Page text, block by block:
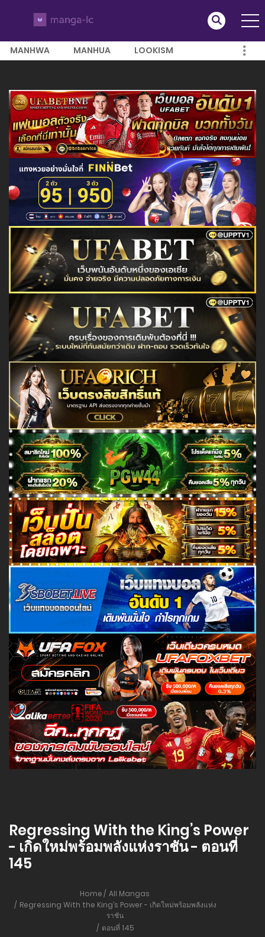
MANHWA MANHUA LOOKISM
Regressing With the King’s Power
- เกิดใหม่พร้อมพลังแห่งราชัน - ตอนที่
145
Home
All Mangas
Regressing With the King’s Power - เกิดใหม่พร้อมพลังแห่ง
ราชัน
ตอนที่ 145